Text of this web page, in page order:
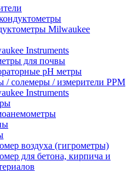
Milwaukee
Instruments
для почвы
pH метры
/ солемеры / измерители PPM
Instruments
воздуха (гигрометры)
для бетона, кирпича и